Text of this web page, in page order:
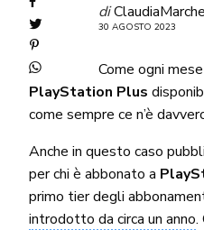
di
30 AGOSTO 2023
Come ogni mese
PlayStation Plus
come sempre ce n’è
Anche in questo caso
per chi è abbonato a
primo tier degli
introdotto da circa un anno.